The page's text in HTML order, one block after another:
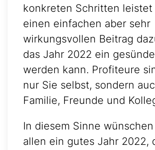
konkreten Schritten leistet
einen einfachen aber sehr
wirkungsvollen Beitrag
das Jahr 2022 ein
werden kann. Profiteure
nur Sie selbst, sondern
Familie, Freunde und
In diesem Sinne
allen ein gutes Jahr 2022,